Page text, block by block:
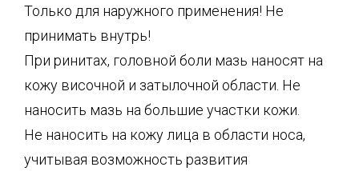
Только для наружного применения! Не
принимать внутрь!
При ринитах, головной боли мазь наносят на
кожу височной и затылочной области. Не
наносить мазь на большие участки кожи.
Не наносить на кожу лица в области носа,
учитывая возможность развития